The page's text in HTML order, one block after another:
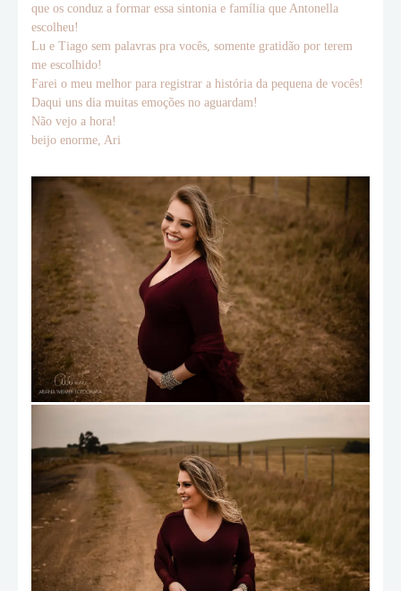
que os conduz a formar essa sintonia e família que Antonella
escolheu!
Lu e Tiago sem palavras pra vocês, somente gratidão por terem
me escolhido!
Farei o meu melhor para registrar a história da pequena de vocês!
Daqui uns dia muitas emoções no aguardam!
Não vejo a hora!
beijo enorme, Ari